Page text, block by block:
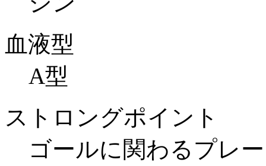
血液型
A型
ストロングポイント
ゴールに関わるプレ